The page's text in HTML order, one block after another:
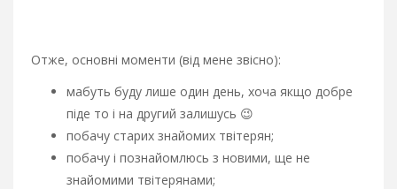
Отже, основні моменти (від мене звісно):
мабуть буду лише один день, хоча якщо добре
піде то і на другий залишусь 😉
побачу старих знайомих твітерян;
побачу і познайомлюсь з новими, ще не
знайомими твітерянами;